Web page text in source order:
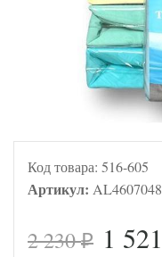
Код товара: 516-605
Артикул:
2 230₽ 1 521